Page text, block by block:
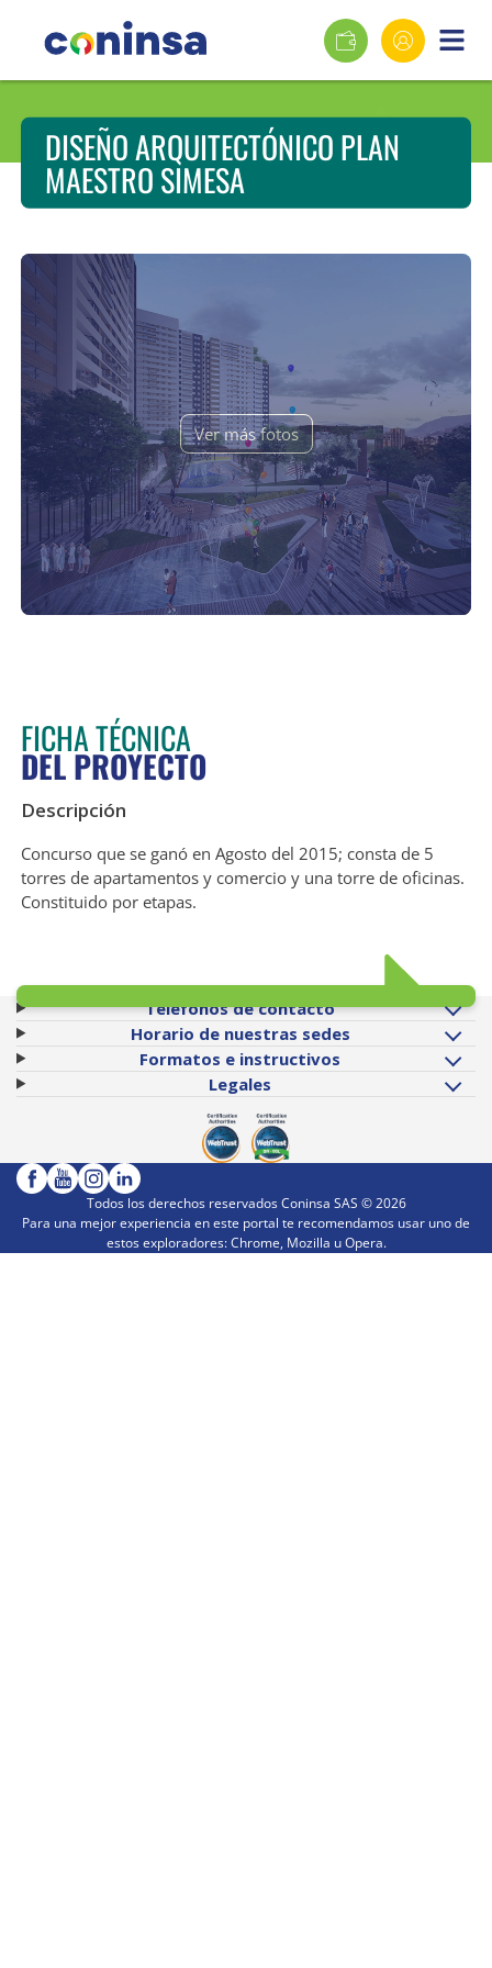
DISEÑO ARQUITECTÓNICO PLAN
MAESTRO SIMESA
Ver más fotos
FICHA TÉCNICA
DEL PROYECTO
Descripción
Concurso que se ganó en Agosto del 2015; consta de 5
torres de apartamentos y comercio y una torre de oficinas.
Constituido por etapas.
Teléfonos de contacto
Horario de nuestras sedes
Formatos e instructivos
Legales
Todos los derechos reservados Coninsa SAS ©2026
Para una mejor experiencia en este portal te recomendamos usar uno de
estos exploradores: Chrome, Mozilla u Opera.